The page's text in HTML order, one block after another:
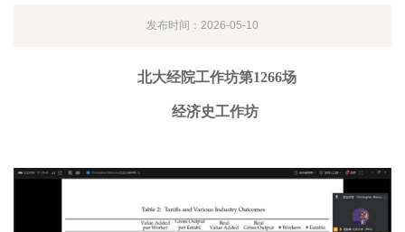
发布时间：2026-05-10
北大经院工作坊第1266场
经济史工作坊